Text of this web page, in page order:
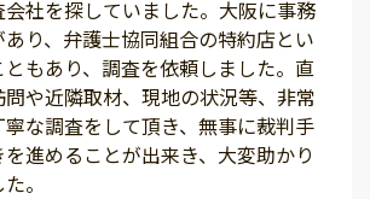
会社を探していました。大阪に事務
あり、弁護士協同組合の特約店とい
ともあり、調査を依頼しました。直
問や近隣取材、現地の状況等、非常
寧な調査をして頂き、無事に裁判手
進めることが出来き、大変助かり
。